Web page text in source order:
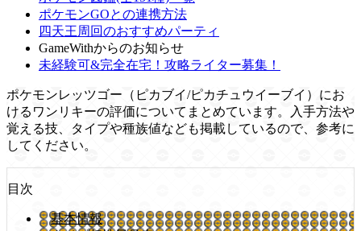
ポケモンGOとの連携方法
四天王周回のおすすめパーティ
GameWithからのお知らせ
未経験可&完全在宅！攻略ライター募集！
ポケモンレッツゴー（ピカブイ/ピカチュウイーブイ）にお
けるワンリキーの評価についてまとめています。入手方法や
覚える技、タイプや種族値なども掲載しているので、参考に
してください。
目次
基本情報